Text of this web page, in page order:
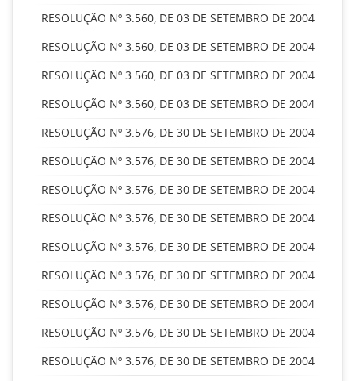
RESOLUÇÃO Nº 3.560, DE 03 DE SETEMBRO DE 2004
RESOLUÇÃO Nº 3.560, DE 03 DE SETEMBRO DE 2004
RESOLUÇÃO Nº 3.560, DE 03 DE SETEMBRO DE 2004
RESOLUÇÃO Nº 3.560, DE 03 DE SETEMBRO DE 2004
RESOLUÇÃO Nº 3.576, DE 30 DE SETEMBRO DE 2004
RESOLUÇÃO Nº 3.576, DE 30 DE SETEMBRO DE 2004
RESOLUÇÃO Nº 3.576, DE 30 DE SETEMBRO DE 2004
RESOLUÇÃO Nº 3.576, DE 30 DE SETEMBRO DE 2004
RESOLUÇÃO Nº 3.576, DE 30 DE SETEMBRO DE 2004
RESOLUÇÃO Nº 3.576, DE 30 DE SETEMBRO DE 2004
RESOLUÇÃO Nº 3.576, DE 30 DE SETEMBRO DE 2004
RESOLUÇÃO Nº 3.576, DE 30 DE SETEMBRO DE 2004
RESOLUÇÃO Nº 3.576, DE 30 DE SETEMBRO DE 2004